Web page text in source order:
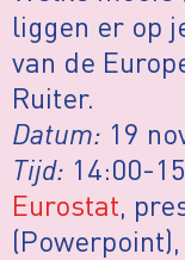
liggen er op
van de
Ruiter.
Datum: 19
Tijd: 14:00-
Eurostat,